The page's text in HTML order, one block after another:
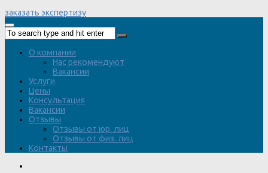
заказать экспертизу
О компании
Нас рекомендуют
Вакансии
Услуги
Цены
Консультация
Вакансии
Отзывы
Отзывы от юр. лиц
Отзывы от физ. лиц
Контакты